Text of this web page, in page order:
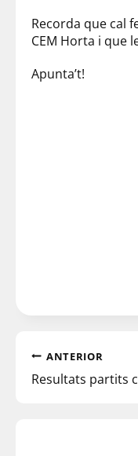
Recorda que cal
CEM Horta i que
Apunta’t!
ANTERIOR
Resultats partits